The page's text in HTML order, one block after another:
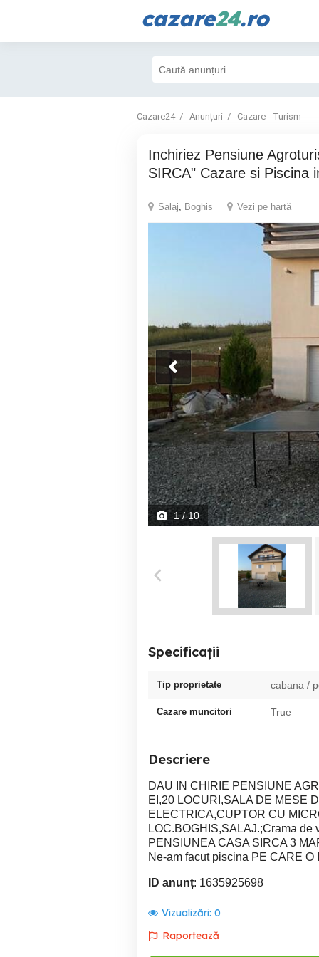
cazare24.ro
Cazare24 Anunțuri Cazare - Turism
inchiriez Pensiune Agroturistica"CASA
SIRCA" Cazare si Piscina
Salaj, Boghis Vezi pe hartă
1/ 10
Specificații
Tip proprietate cabana /
Cazare muncitori True
Descriere
DAU IN CHIRIE PENSIUNE
EI,20 LOCURI,SALA DE MESE
ELECTRICA,CUPTOR CU
LOC.BOGHIS,SALAJ.;Crama de
PENSIUNEA CASA SIRCA 3
Ne-am facut piscina PE CARE
ID anunț: 1635925698
Vizualizări: 0
Raportează